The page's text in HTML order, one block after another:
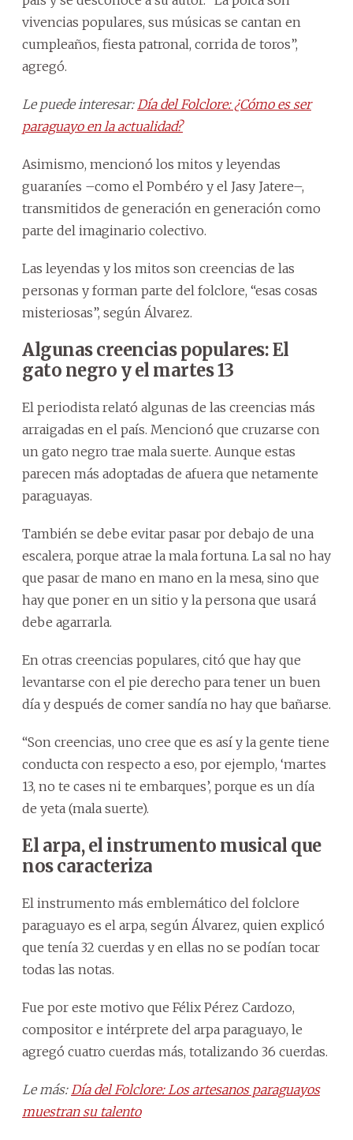
vivencias populares, sus músicas se cantan en
cumpleaños, fiesta patronal, corrida de toros”,
agregó.
Le puede interesar: Día del Folclore: ¿Cómo es ser
paraguayo en la actualidad?
Asimismo, mencionó los mitos y leyendas
guaraníes –como el Pombéro y el Jasy Jatere–,
transmitidos de generación en generación como
parte del imaginario colectivo.
Las leyendas y los mitos son creencias de las
personas y forman parte del folclore, “esas cosas
misteriosas”, según Álvarez.
Algunas creencias populares: El
gato negro y el martes 13
El periodista relató algunas de las creencias más
arraigadas en el país. Mencionó que cruzarse con
un gato negro trae mala suerte. Aunque estas
parecen más adoptadas de afuera que netamente
paraguayas.
También se debe evitar pasar por debajo de una
escalera, porque atrae la mala fortuna. La sal no hay
que pasar de mano en mano en la mesa, sino que
hay que poner en un sitio y la persona que usará
debe agarrarla.
En otras creencias populares, citó que hay que
levantarse con el pie derecho para tener un buen
día y después de comer sandía no hay que bañarse.
“Son creencias, uno cree que es así y la gente tiene
conducta con respecto a eso, por ejemplo, ‘martes
13, no te cases ni te embarques’, porque es un día
de yeta (mala suerte).
El arpa, el instrumento musical que
nos caracteriza
El instrumento más emblemático del folclore
paraguayo es el arpa, según Álvarez, quien explicó
que tenía 32 cuerdas y en ellas no se podían tocar
todas las notas.
Fue por este motivo que Félix Pérez Cardozo,
compositor e intérprete del arpa paraguayo, le
agregó cuatro cuerdas más, totalizando 36 cuerdas.
Le más: Día del Folclore: Los artesanos paraguayos
muestran su talento